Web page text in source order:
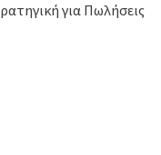
για Πωλήσεις